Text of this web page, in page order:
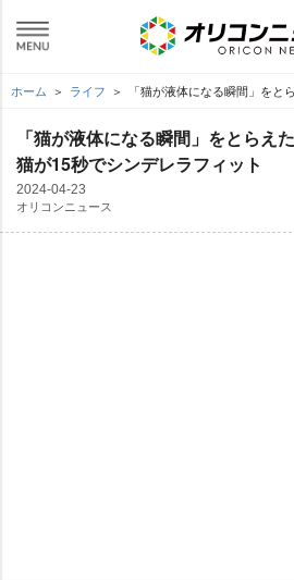
ホーム ライフ 「猫が液体になる瞬間」を
「猫が液体になる瞬間」をとらえ
猫が15秒でシンデレラフィット
2024-04-23
オリコンニュース